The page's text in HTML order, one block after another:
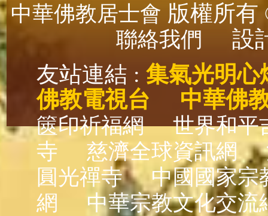
中華佛教居士會 版權所
聯絡我們
設
友站連結 : 集氣光明心
佛教電視台
中華佛
篋印祈福網
世界和平
寺
慈濟全球資訊網
圓光禪寺
中國國家宗
網
中華宗教文化交流